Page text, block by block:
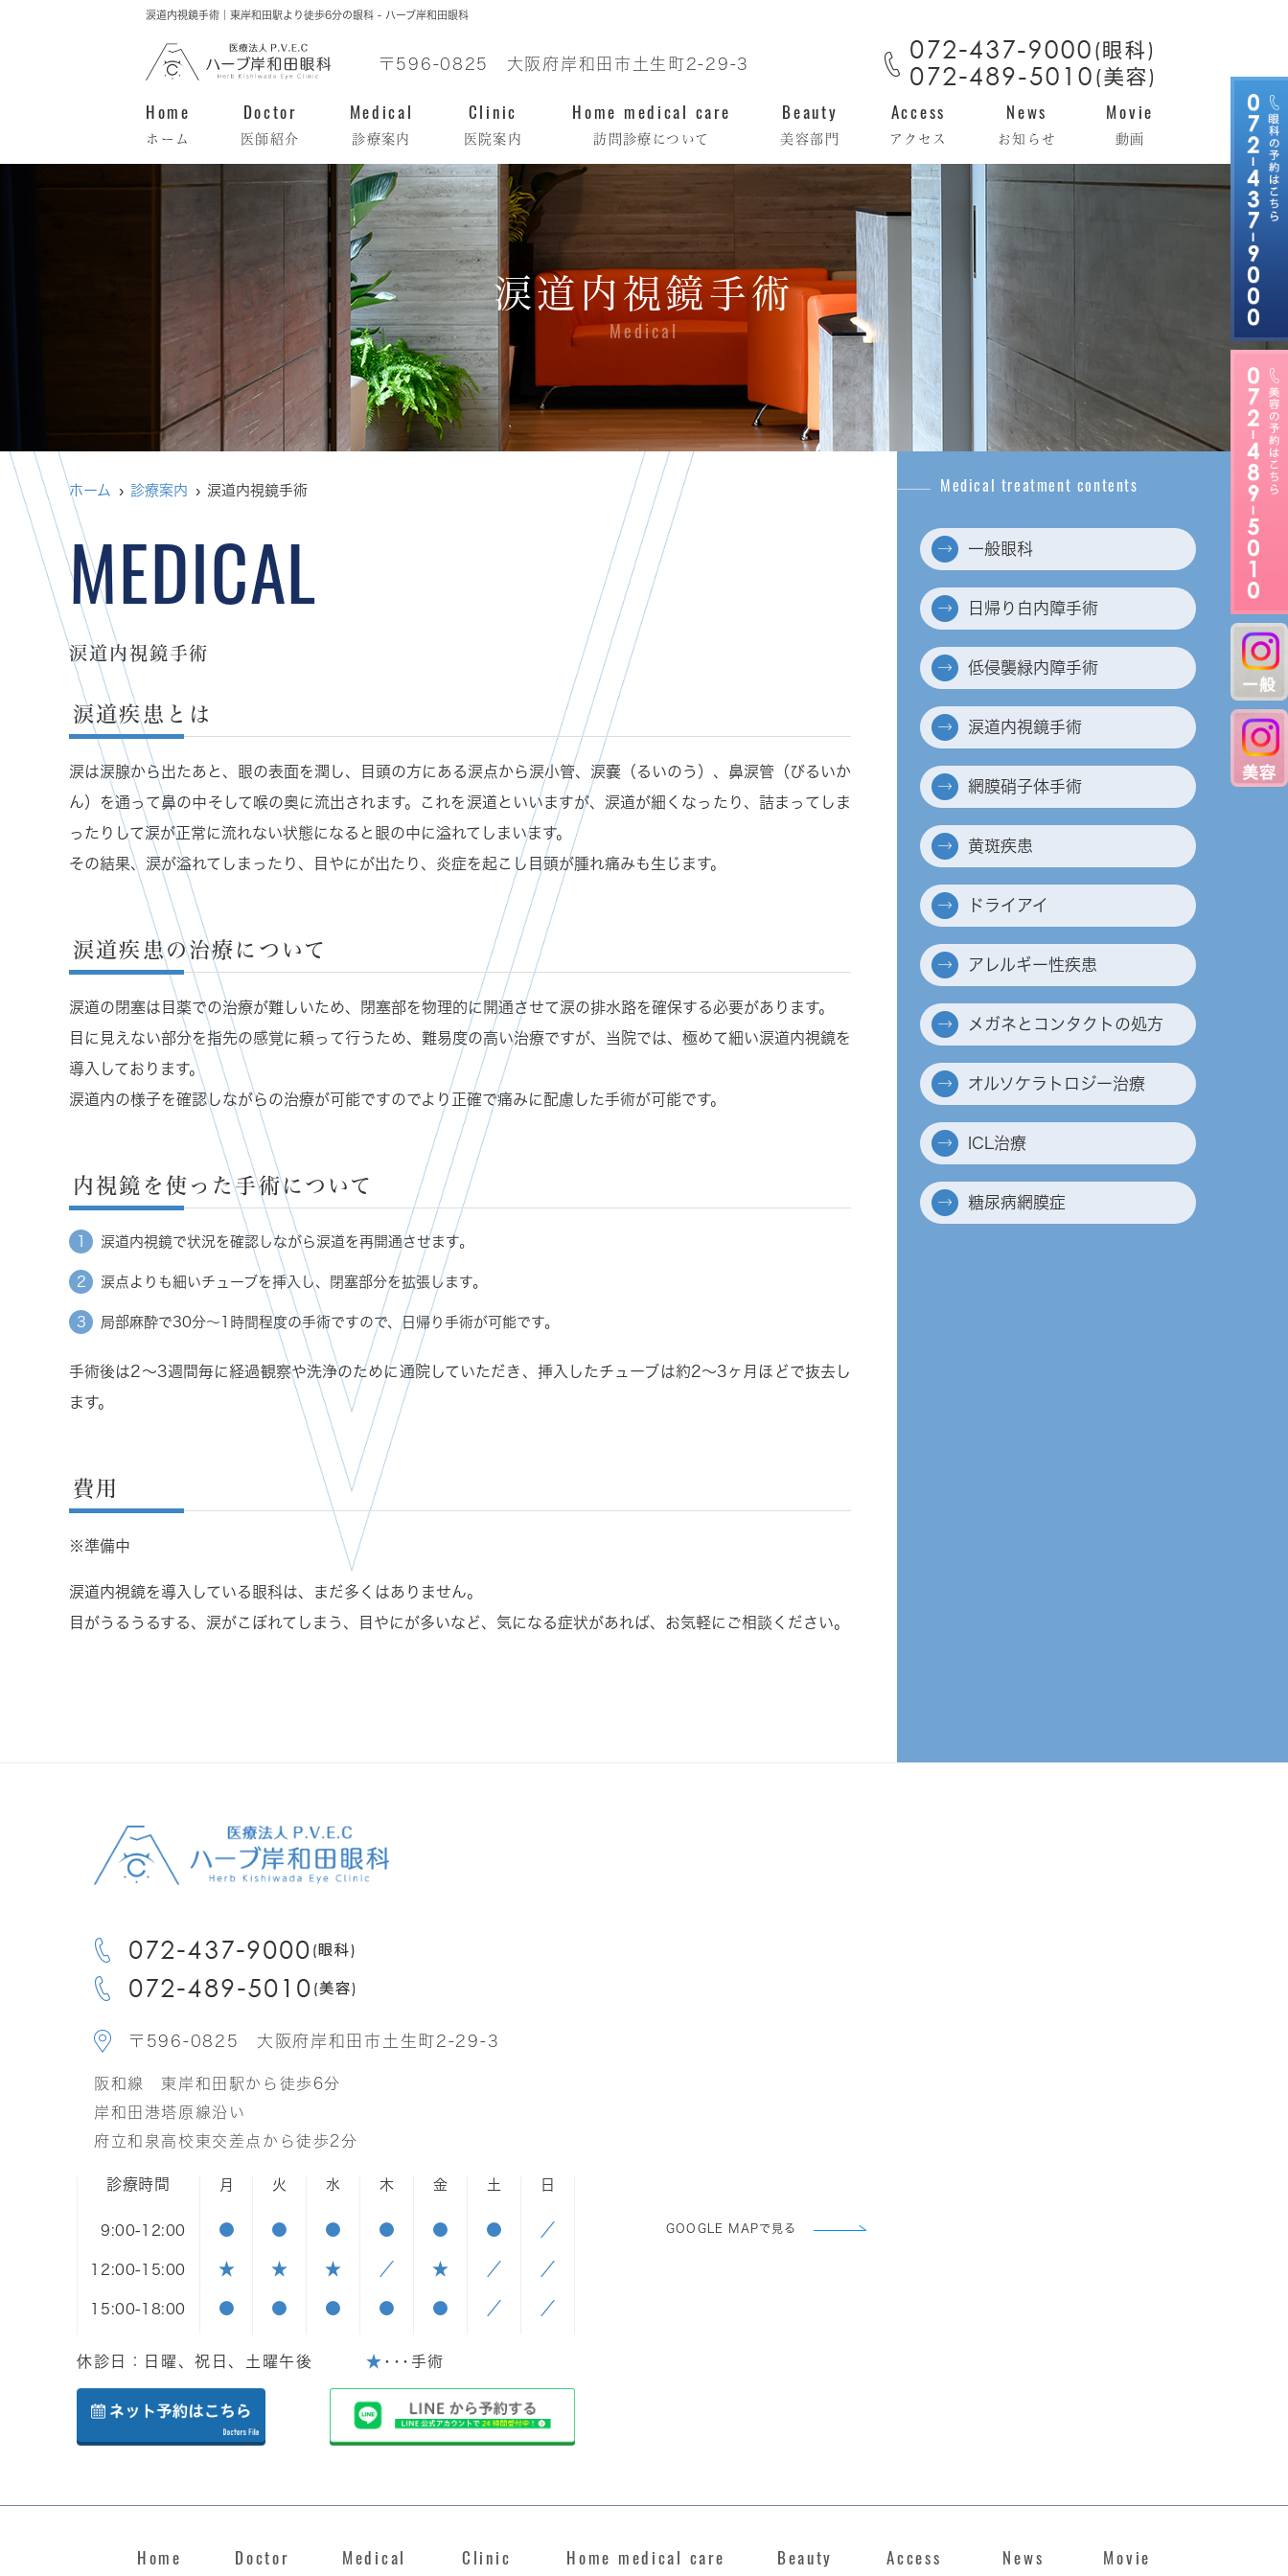
涙道内視鏡手術｜東岸和田駅より徒歩6分の眼科 - ハーブ岸和田眼科
〒596-0825 大阪府岸和田市土生町2-29-3
Home
ホーム
Doctor
医師紹介
Medical
診療案内
Clinic
医院案内
Home medical care
訪問診療について
Beauty
美容部門
Access
アクセス
News
お知らせ
Movie
動画
涙道内視鏡手術
Medical
ホーム 診療案内 涙道内視鏡手術
涙道内視鏡手術
涙道疾患とは
涙は涙腺から出たあと、眼の表面を潤し、目頭の方にある涙点から涙小管、涙嚢（るいのう）、鼻涙管（びるいか
ん）を通って鼻の中そして喉の奥に流出されます。これを涙道といいますが、涙道が細くなったり、詰まってしま
ったりして涙が正常に流れない状態になると眼の中に溢れてしまいます。
その結果、涙が溢れてしまったり、目やにが出たり、炎症を起こし目頭が腫れ痛みも生じます。
涙道疾患の治療について
涙道の閉塞は目薬での治療が難しいため、閉塞部を物理的に開通させて涙の排水路を確保する必要があります。
目に見えない部分を指先の感覚に頼って行うため、難易度の高い治療ですが、当院では、極めて細い涙道内視鏡を
導入しております。
涙道内の様子を確認しながらの治療が可能ですのでより正確で痛みに配慮した手術が可能です。
内視鏡を使った手術について
涙道内視鏡で状況を確認しながら涙道を再開通させます。
涙点よりも細いチューブを挿入し、閉塞部分を拡張します。
局部麻酔で30分～1時間程度の手術ですので、日帰り手術が可能です。
手術後は2～3週間毎に経過観察や洗浄のために通院していただき、挿入したチューブは約2〜3ヶ月ほどで抜去し
ます。
費用
※準備中
涙道内視鏡を導入している眼科は、まだ多くはありません。
目がうるうるする、涙がこぼれてしまう、目やにが多いなど、気になる症状があれば、お気軽にご相談ください。
一般眼科
日帰り白内障手術
低侵襲緑内障手術
涙道内視鏡手術
網膜硝子体手術
黄斑疾患
ドライアイ
アレルギー性疾患
メガネとコンタクトの処方
オルソケラトロジー治療
ICL治療
糖尿病網膜症
〒596-0825 大阪府岸和田市土生町2-29-3
阪和線 東岸和田駅から徒歩6分
岸和田港塔原線沿い
府立和泉高校東交差点から徒歩2分
診療時間 月 火 水 木 金 土 日
9:00-12:00 ● ● ● ● ● ● ／
12:00-15:00 ★ ★ ★ ／ ★ ／ ／
15:00-18:00 ● ● ● ● ● ／ ／
休診日：日曜、祝日、土曜午後 ★ ･･･手術
GOOGLE MAPで見る
Home Doctor Medical Clinic Home medical care Beauty Access News Movie